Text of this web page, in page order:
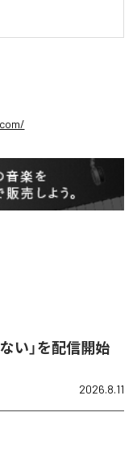
い」を配信開始
2026.8.11